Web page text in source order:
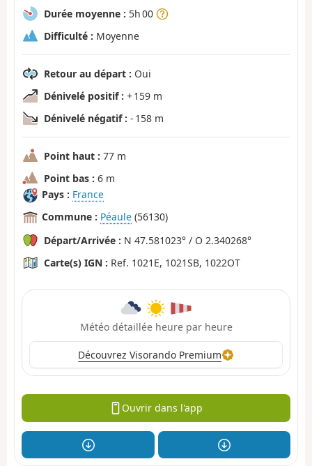
Durée moyenne : 5h 00
Difficulté : Moyenne
Retour au départ : Oui
Dénivelé positif : + 159 m
Dénivelé négatif : - 158 m
Point haut : 77 m
Point bas : 6 m
Pays : France
Commune : Péaule (56130)
Départ/Arrivée : N 47.581023° / O 2.340268°
Carte(s) IGN : Ref. 1021E, 1021SB, 1022OT
Météo détaillée heure par heure
Découvrez Visorando Premium
Ouvrir dans l'app